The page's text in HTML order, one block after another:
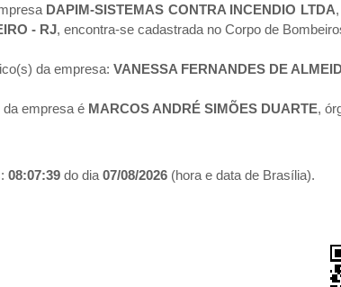
DAPIM-SISTEMAS CONTRA INCENDIO LTDA
- RJ, encontra-se cadastrada no Corpo de
da empresa: VANESSA FERNANDES DE
empresa é MARCOS ANDRÉ SIMÕES DUARTE,
08:07:39 do dia 07/08/2026 (hora e data de Brasília).